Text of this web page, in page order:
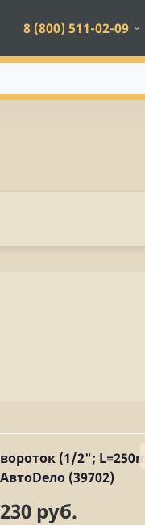
8 (800) 511-02-09
вороток (1/2";
АвтоDело (39702)
230 руб.